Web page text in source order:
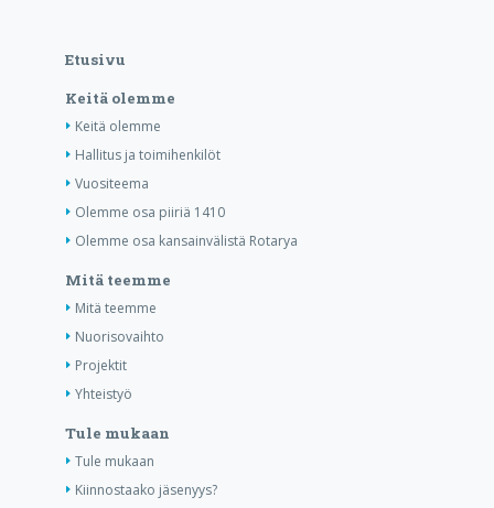
Etusivu
Keitä olemme
Keitä olemme
Hallitus ja toimihenkilöt
Vuositeema
Olemme osa piiriä 1410
Olemme osa kansainvälistä Rotarya
Mitä teemme
Mitä teemme
Nuorisovaihto
Projektit
Yhteistyö
Tule mukaan
Tule mukaan
Kiinnostaako jäsenyys?